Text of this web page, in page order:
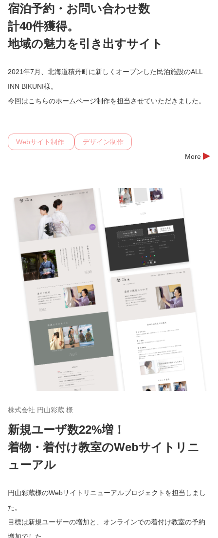
宿泊予約・お問い合わせ数
計40件獲得。
地域の魅力を引き出すサイト
2021年7月、北海道積丹町に新しくオープンした民泊施設のALL
INN BIKUNI様。
今回はこちらのホームページ制作を担当させていただきました。
Webサイト制作
デザイン制作
More
株式会社 円山彩蔵 様
新規ユーザ数22%増！
着物・着付け教室のWebサイトリニ
ューアル
円山彩蔵様のWebサイトリニューアルプロジェクトを担当しまし
た。
目標は新規ユーザーの増加と、オンラインでの着付け教室の予約
増加でした。